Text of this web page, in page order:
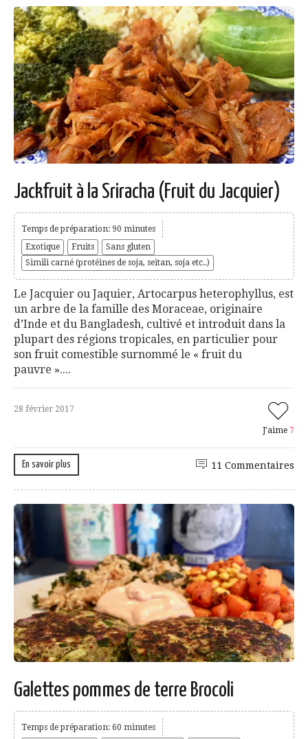
Jackfruit à la Sriracha (Fruit du Jacquier)
Temps de préparation: 90 minutes
Exotique
Fruits
Sans gluten
Simili carné (protéines de soja, seitan, soja etc..)
Le Jacquier ou Jaquier, Artocarpus heterophyllus, est
un arbre de la famille des Moraceae, originaire
d’Inde et du Bangladesh, cultivé et introduit dans la
plupart des régions tropicales, en particulier pour
son fruit comestible surnommé le « fruit du
pauvre »....
28 février 2017
J'aime 7
En savoir plus 11 Commentaires
Galettes pommes de terre Brocoli
Temps de préparation: 60 minutes